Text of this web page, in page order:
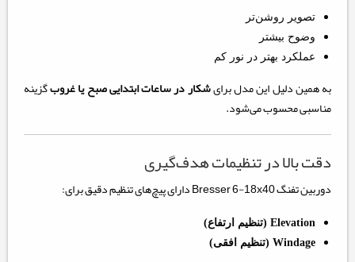
تصویر روشن‌تر
وضوح بیشتر
عملکرد بهتر در نور کم
به همین دلیل این مدل برایشکار در ساعات ابتدایی صبح یا غروبگزینه
مناسبی محسوب می‌شود.
دقت بالا در تنظیمات هدف‌گیری
دوربین تفنگ Bresser 6-18x40 دارای پیچ‌های تنظیم دقیق برای:
Elevation (تنظیم ارتفاع)
Windage (تنظیم افقی)